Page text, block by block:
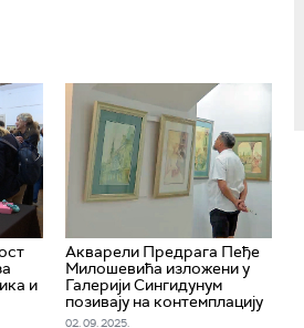
и
Акварели Предрага Пеђе
Милошевића изложени у
Галерији Сингидунум
позивају на контемплацију
02. 09. 2025.